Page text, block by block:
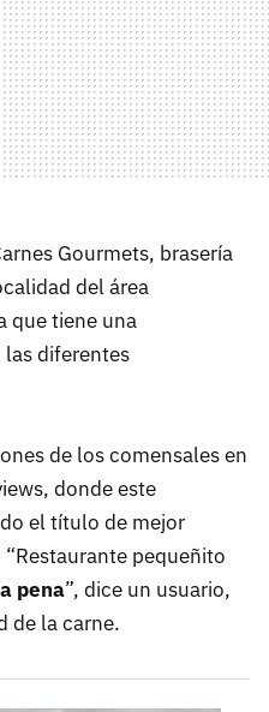
Gourmets, brasería
del área
que tiene una
las diferentes
de los comensales en
donde este
el título de mejor
pequeñito
pena”, dice un usuario,
de la carne.